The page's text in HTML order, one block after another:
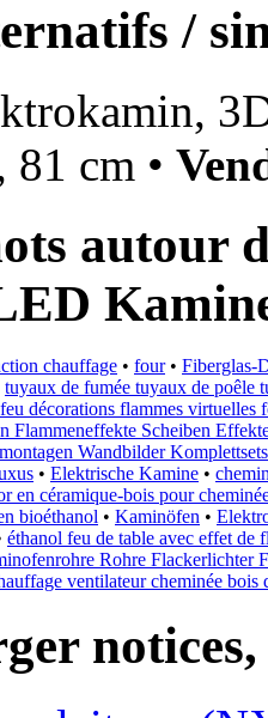
/
81 cm •
autour
chauffage • four• Fiberglas-
tuyaux de fumée tuyaux de poêle
décorations flammes virtuelles
Flammeneffekte Scheiben
Wandbilder Komplettsets
• Elektrische Kamine •
en céramique-bois pour
bioéthanol • Kaminöfen •
éthanol feu de table avec effet de
Rohre Flackerlichter
ventilateur cheminée bois